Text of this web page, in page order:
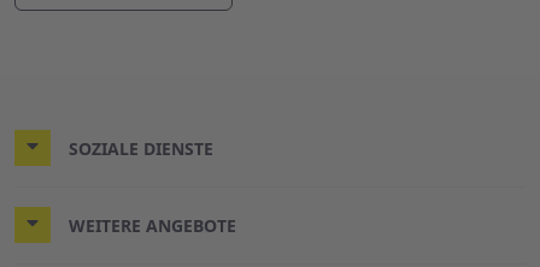
SOZIALE DIENSTE
WEITERE ANGEBOTE